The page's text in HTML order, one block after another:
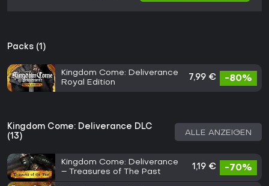
Packs (1)
Kingdom Come: Deliverance
Royal Edition
7,99 € -80%
Kingdom Come: Deliverance DLC
(13)
ALLE ANZEIGEN
Kingdom Come: Deliverance
– Treasures of The Past
1,19 € -70%